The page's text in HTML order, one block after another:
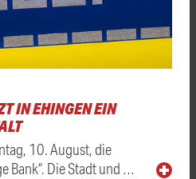
IN EHINGEN EIN
10. August, die
Bank“. Die Stadt und …